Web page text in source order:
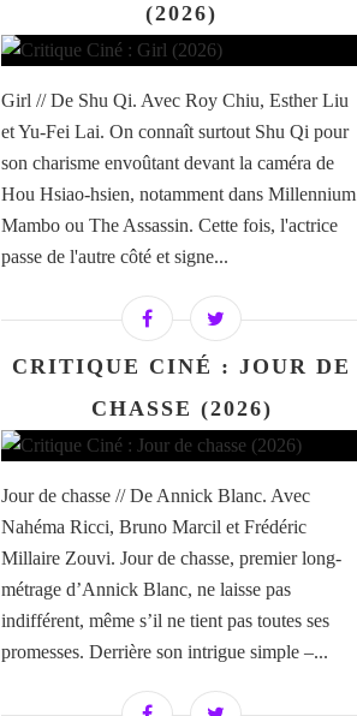
(2026)
Girl // De Shu Qi. Avec Roy Chiu, Esther Liu
et Yu-Fei Lai. On connaît surtout Shu Qi pour
son charisme envoûtant devant la caméra de
Hou Hsiao-hsien, notamment dans Millennium
Mambo ou The Assassin. Cette fois, l'actrice
passe de l'autre côté et signe...
CRITIQUE CINÉ : JOUR DE
CHASSE (2026)
Jour de chasse // De Annick Blanc. Avec
Nahéma Ricci, Bruno Marcil et Frédéric
Millaire Zouvi. Jour de chasse, premier long-
métrage d’Annick Blanc, ne laisse pas
indifférent, même s’il ne tient pas toutes ses
promesses. Derrière son intrigue simple –...